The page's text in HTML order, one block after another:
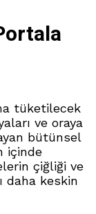
tüketilecek
ve oraya
bütünsel
içinde
çiğliği ve
daha keskin